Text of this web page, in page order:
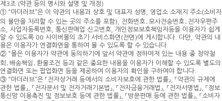
제3조 (약관 등의 명시와 설명 및 개정)
① “마더러브”은 이 약관의 내용과 상호 및 대표자 성명, 영업소 소재지 주소(소비자
의 불만을 처리할 수 있는 곳의 주소를 포함), 전화번호․모사전송번호․전자우편주
소, 사업자등록번호, 통신판매업 신고번호, 개인정보보호책임자등을 이용자가 쉽게
알 수 있도록 00 사이버몰의 초기 서비스화면(전면)에 게시합니다. 다만, 약관의 내
용은 이용자가 연결화면을 통하여 볼 수 있도록 할 수 있습니다.
② “몰은 이용자가 약관에 동의하기에 앞서 약관에 정하여져 있는 내용 중 청약철
회․배송책임․환불조건 등과 같은 중요한 내용을 이용자가 이해할 수 있도록 별도의
연결화면 또는 팝업화면 등을 제공하여 이용자의 확인을 구하여야 합니다.
③ “마더러브”은 「전자상거래 등에서의 소비자보호에 관한 법률」, 「약관의 규제에
관한 법률」, 「전자문서 및 전자거래기본법」, 「전자금융거래법」, 「전자서명법」, 「정보
통신망 이용촉진 및 정보보호 등에 관한 법률」, 「방문판매 등에 관한 법률」, 「소비자